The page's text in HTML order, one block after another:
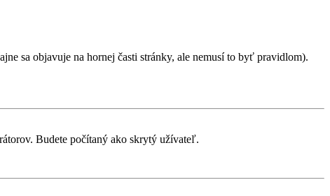
sa objavuje na hornej časti stránky, ale nemusí to byť pravidlom).
Budete počítaný ako skrytý užívateľ.